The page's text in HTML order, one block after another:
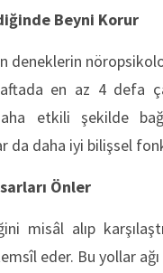
Beyni Korur
deneklerin
en az 4 defa
daha etkili şekilde
da daha iyi bilişsel
Önler
misâl alıp
eder. Bu yollar